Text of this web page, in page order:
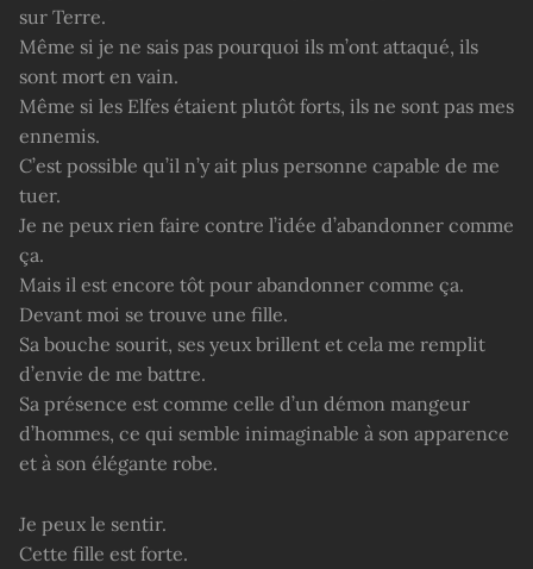
sur Terre.
Même si je ne sais pas pourquoi ils m’ont attaqué, ils
sont mort en vain.
Même si les Elfes étaient plutôt forts, ils ne sont pas mes
ennemis.
C’est possible qu’il n’y ait plus personne capable de me
tuer.
Je ne peux rien faire contre l’idée d’abandonner comme
ça.
Mais il est encore tôt pour abandonner comme ça.
Devant moi se trouve une fille.
Sa bouche sourit, ses yeux brillent et cela me remplit
d’envie de me battre.
Sa présence est comme celle d’un démon mangeur
d’hommes, ce qui semble inimaginable à son apparence
et à son élégante robe.
Je peux le sentir.
Cette fille est forte.